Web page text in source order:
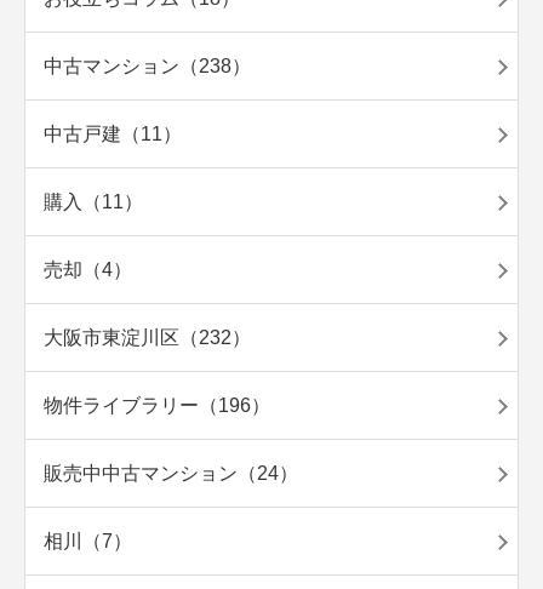
中古マンション（238）
中古戸建（11）
購入（11）
売却（4）
大阪市東淀川区（232）
物件ライブラリー（196）
販売中中古マンション（24）
相川（7）